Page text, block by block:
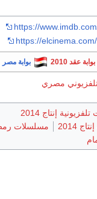
https://
https://
2010 بوابة مصر
مصري
إنتاج 2014
مسلسلات رمضان 1435 هـ